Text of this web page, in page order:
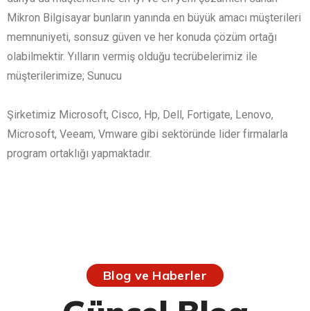
Mikron Bilgisayar bunların yanında en büyük amacı müşterileri
memnuniyeti, sonsuz güven ve her konuda çözüm ortağı
olabilmektir. Yılların vermiş olduğu tecrübelerimiz ile
müşterilerimize; Sunucu
Şirketimiz Microsoft, Cisco, Hp, Dell, Fortigate, Lenovo,
Microsoft, Veeam, Vmware gibi sektöründe lider firmalarla
program ortaklığı yapmaktadır.
Blog ve Haberler